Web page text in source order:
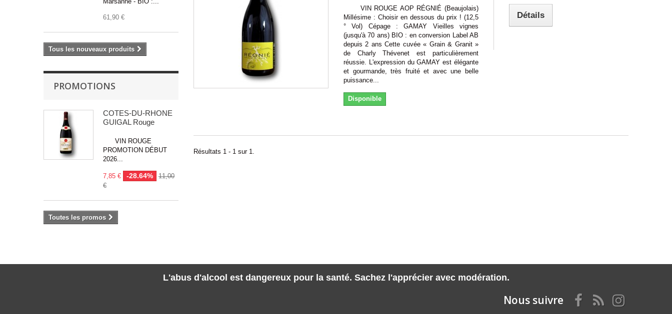
61,90 €
Tous les nouveaux produits
PROMOTIONS
CÔTES-DU-RHÔNE
GUIGAL Rouge
VIN ROUGE
PROMOTION DÉBUT
2026...
7,85 € -28.64%
11,00
€
Toutes les promos
VIN ROUGE AOP RÉGNIÉ (Beaujolais)
Millésime : Choisir en dessous du prix ! (12,5
° Vol) Cépage : GAMAY Vieilles vignes
(jusqu'à 70 ans) BIO : en conversion Label AB
depuis 2 ans Cette cuvée « Grain & Granit »
de Charly Thévenet est particulièrement
réussie. L'expression du GAMAY est élégante
et gourmande, très fruité et avec une belle
puissance...
Disponible
Détails
Résultats 1 - 1 sur 1.
L'abus d'alcool est dangereux pour la santé. Sachez l'apprécier avec modération.
Nous suivre